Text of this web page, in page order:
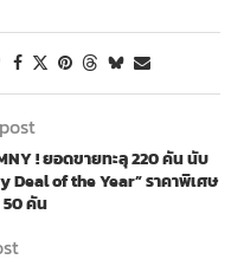
! ยอดขายทะลุ 220 คัน นับ
of the Year” ราคาพิเศษ
คัน